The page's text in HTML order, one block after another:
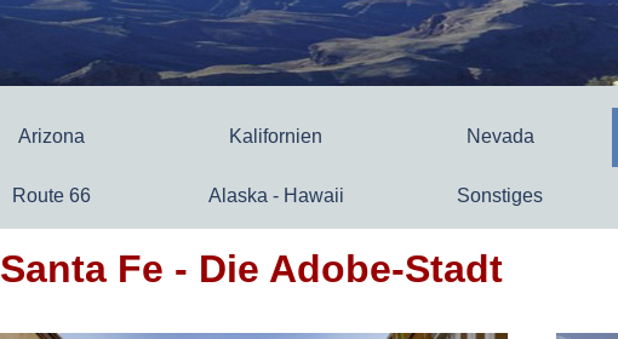
Arizona Kalifornien Nevada
Route 66 Alaska - Hawaii Sonstiges
Santa Fe - Die Adobe-Stadt